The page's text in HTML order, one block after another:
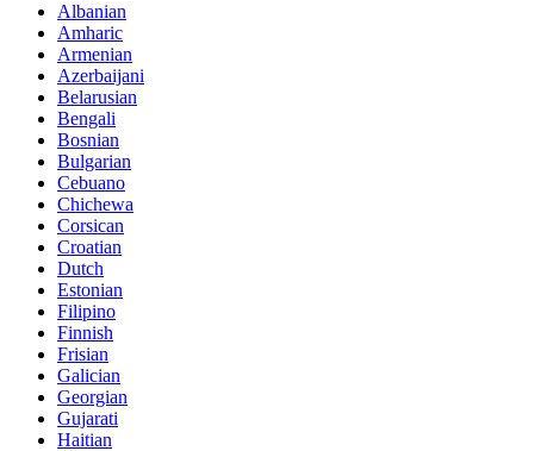
Albanian
Amharic
Armenian
Azerbaijani
Belarusian
Bengali
Bosnian
Bulgarian
Cebuano
Chichewa
Corsican
Croatian
Dutch
Estonian
Filipino
Finnish
Frisian
Galician
Georgian
Gujarati
Haitian